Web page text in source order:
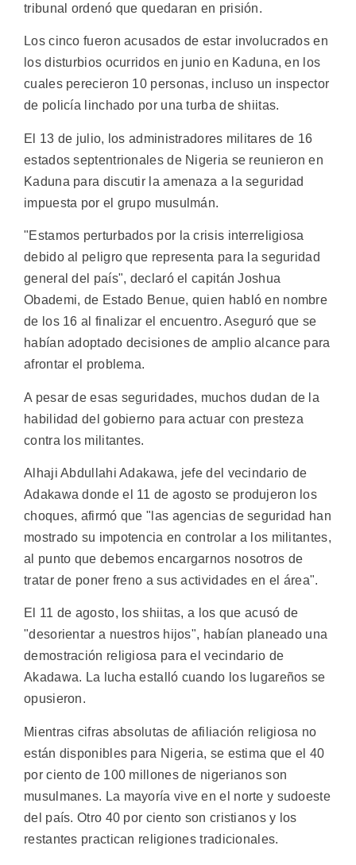
tribunal ordenó que quedaran en prisión.
Los cinco fueron acusados de estar involucrados en
los disturbios ocurridos en junio en Kaduna, en los
cuales perecieron 10 personas, incluso un inspector
de policía linchado por una turba de shiitas.
El 13 de julio, los administradores militares de 16
estados septentrionales de Nigeria se reunieron en
Kaduna para discutir la amenaza a la seguridad
impuesta por el grupo musulmán.
"Estamos perturbados por la crisis interreligiosa
debido al peligro que representa para la seguridad
general del país", declaró el capitán Joshua
Obademi, de Estado Benue, quien habló en nombre
de los 16 al finalizar el encuentro. Aseguró que se
habían adoptado decisiones de amplio alcance para
afrontar el problema.
A pesar de esas seguridades, muchos dudan de la
habilidad del gobierno para actuar con presteza
contra los militantes.
Alhaji Abdullahi Adakawa, jefe del vecindario de
Adakawa donde el 11 de agosto se produjeron los
choques, afirmó que "las agencias de seguridad han
mostrado su impotencia en controlar a los militantes,
al punto que debemos encargarnos nosotros de
tratar de poner freno a sus actividades en el área".
El 11 de agosto, los shiitas, a los que acusó de
"desorientar a nuestros hijos", habían planeado una
demostración religiosa para el vecindario de
Akadawa. La lucha estalló cuando los lugareños se
opusieron.
Mientras cifras absolutas de afiliación religiosa no
están disponibles para Nigeria, se estima que el 40
por ciento de 100 millones de nigerianos son
musulmanes. La mayoría vive en el norte y sudoeste
del país. Otro 40 por ciento son cristianos y los
restantes practican religiones tradicionales.